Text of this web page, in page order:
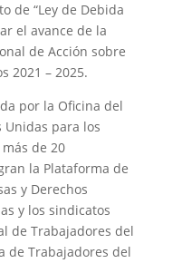
de “Ley de Debida
el avance de la
de Acción sobre
2021 – 2025.
por la Oficina del
Unidas para los
de 20
la Plataforma de
y Derechos
y los sindicatos
de Trabajadores del
de Trabajadores del